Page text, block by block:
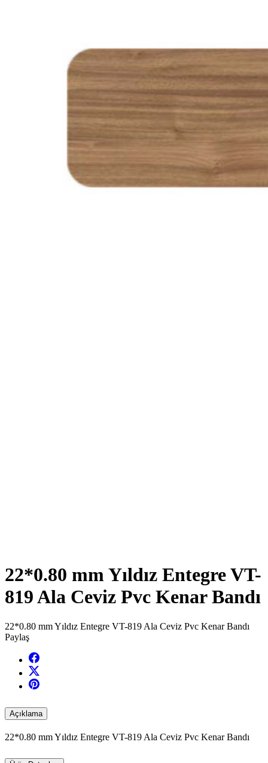
22*0.80 mm Yıldız Entegre VT-
819 Ala Ceviz Pvc Kenar Bandı
22*0.80 mm Yıldız Entegre VT-819 Ala Ceviz Pvc Kenar Bandı
Paylaş
Açıklama
22*0.80 mm Yıldız Entegre VT-819 Ala Ceviz Pvc Kenar Bandı